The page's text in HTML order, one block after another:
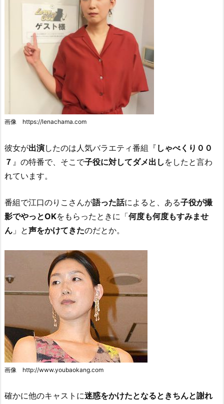
画像 https://lenachama.com
彼女が出演したのは人気バラエティ番組『 しゃべくり００
７ 』の特番で、そこで子役に対してダメ出し をしたと言わ
れています。
番組で江口のりこさんが語った話によると、ある子役が撮
影でやっとOKをもらったときに「何度も何度もすみませ
ん 」と声をかけてきたのだとか。
画像 http://www.youbaokang.com
確かに他のキャストに迷惑をかけたとなるときちんと謝れ